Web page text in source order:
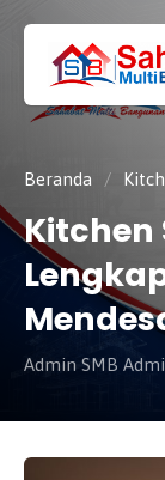
CV.
MULTI
Sahabat
Beranda /
Kitchen
Admin SMB